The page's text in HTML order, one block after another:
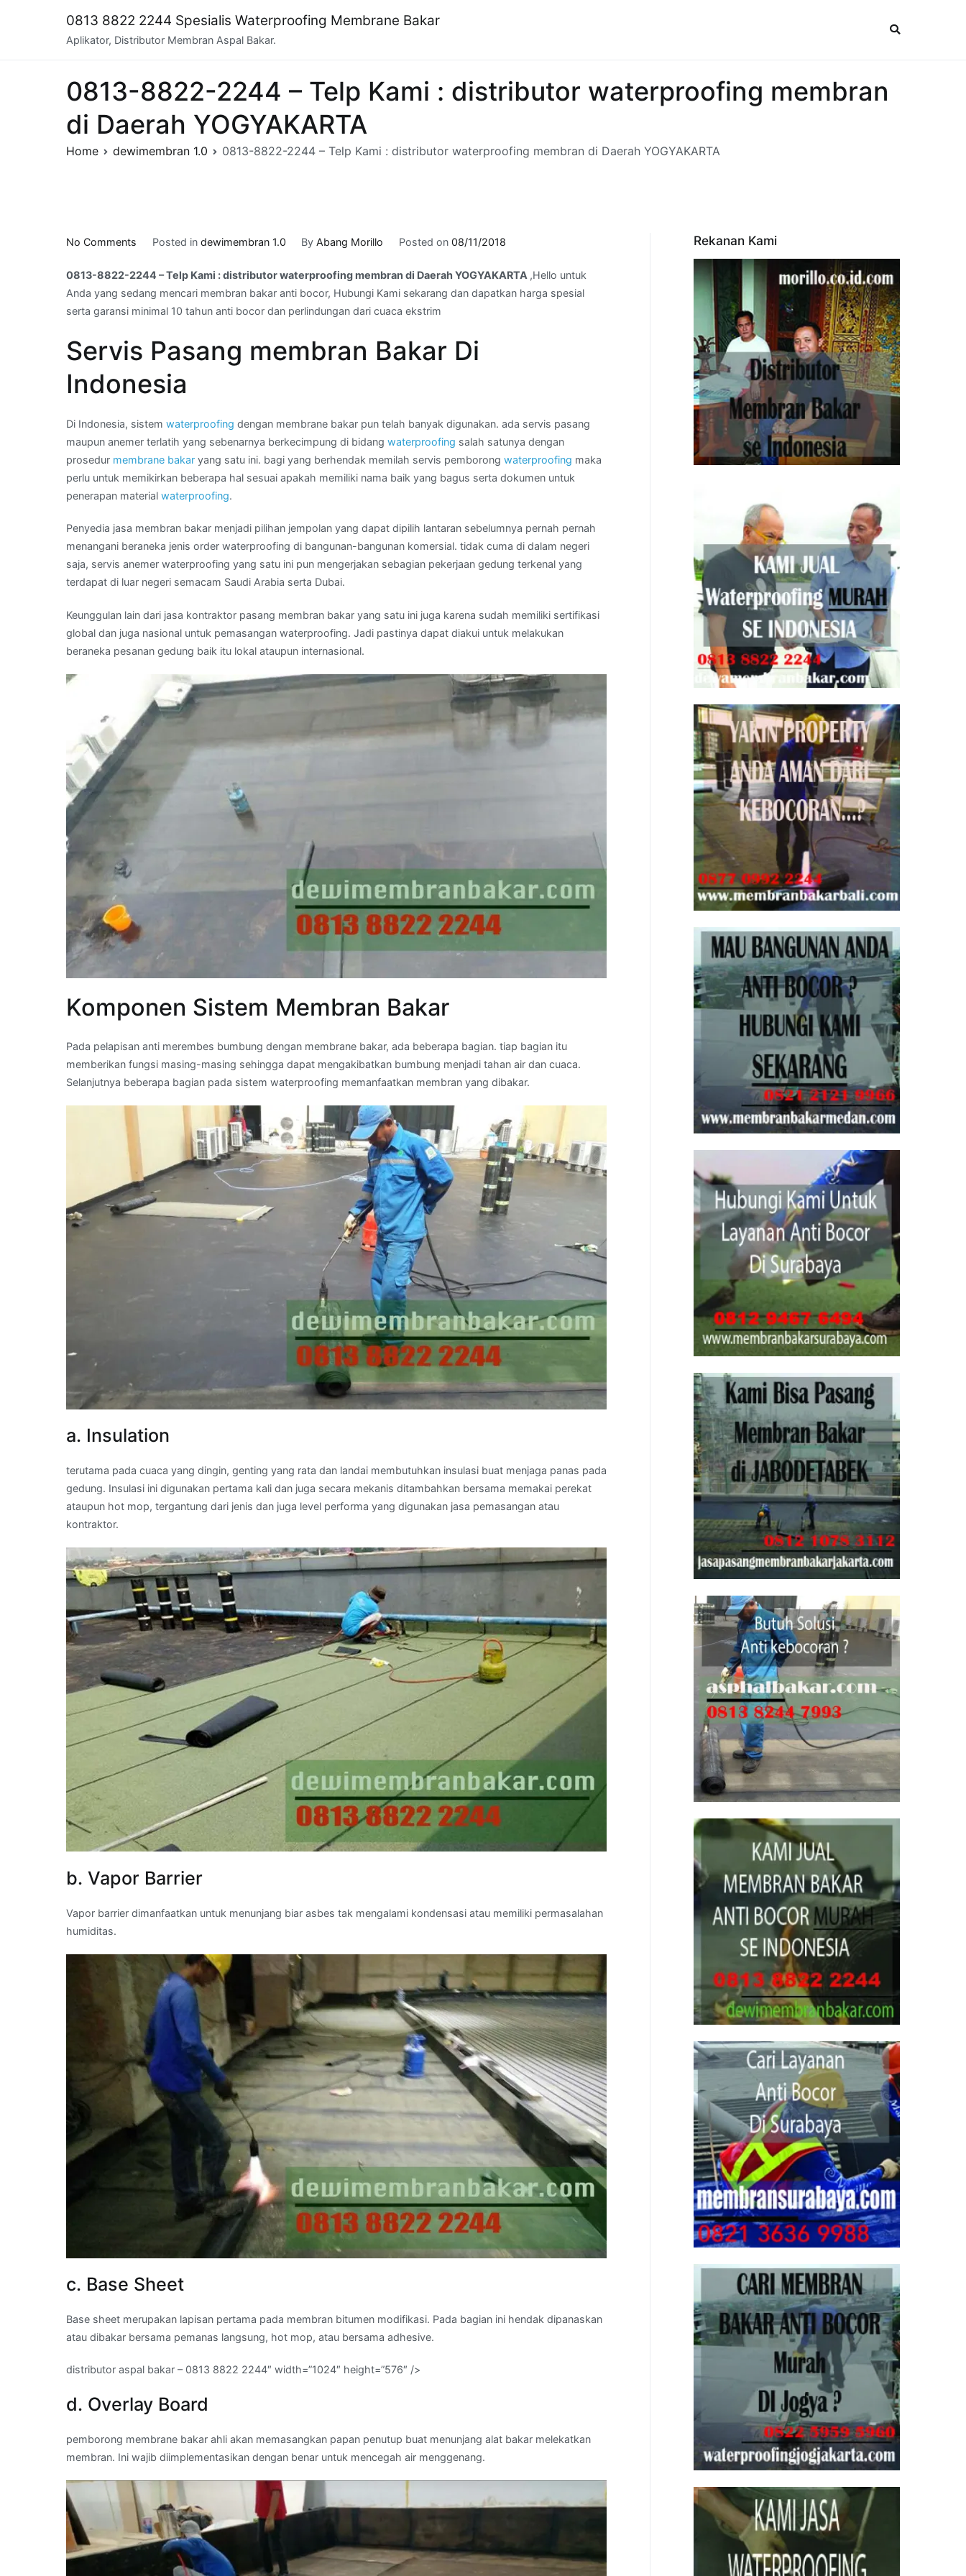
0813 8822 2244 Spesialis Waterproofing Membrane Bakar
Aplikator, Distributor Membran Aspal Bakar.
0813-8822-2244 – Telp Kami : distributor waterproofing membran
di Daerah YOGYAKARTA
Home dewimembran 1.0 0813-8822-2244 – Telp Kami : distributor waterproofing membran di Daerah YOGYAKARTA
No Comments
8822-
2244
–
Kami
distributor
membran
di
Daerah
YOGYAKARTA
Posted in dewimembran 1.0 ByAbang Morillo Posted on 08/11/2018
0813-8822-2244 – Telp Kami : distributor waterproofing membran di Daerah YOGYAKARTA ,Hello untuk
Anda yang sedang mencari membran bakar anti bocor, Hubungi Kami sekarang dan dapatkan harga spesial
serta garansi minimal 10 tahun anti bocor dan perlindungan dari cuaca ekstrim
Servis Pasang membran Bakar Di
Indonesia
Di Indonesia, sistem waterproofing dengan membrane bakar pun telah banyak digunakan. ada servis pasang
maupun anemer terlatih yang sebenarnya berkecimpung di bidang waterproofing salah satunya dengan
prosedur membrane bakar yang satu ini. bagi yang berhendak memilah servis pemborong waterproofing maka
perlu untuk memikirkan beberapa hal sesuai apakah memiliki nama baik yang bagus serta dokumen untuk
penerapan material waterproofing.
Penyedia jasa membran bakar menjadi pilihan jempolan yang dapat dipilih lantaran sebelumnya pernah pernah
menangani beraneka jenis order waterproofing di bangunan-bangunan komersial. tidak cuma di dalam negeri
saja, servis anemer waterproofing yang satu ini pun mengerjakan sebagian pekerjaan gedung terkenal yang
terdapat di luar negeri semacam Saudi Arabia serta Dubai.
Keunggulan lain dari jasa kontraktor pasang membran bakar yang satu ini juga karena sudah memiliki sertifikasi
global dan juga nasional untuk pemasangan waterproofing. Jadi pastinya dapat diakui untuk melakukan
beraneka pesanan gedung baik itu lokal ataupun internasional.
Komponen Sistem Membran Bakar
Pada pelapisan anti merembes bumbung dengan membrane bakar, ada beberapa bagian. tiap bagian itu
memberikan fungsi masing-masing sehingga dapat mengakibatkan bumbung menjadi tahan air dan cuaca.
Selanjutnya beberapa bagian pada sistem waterproofing memanfaatkan membran yang dibakar.
a. Insulation
terutama pada cuaca yang dingin, genting yang rata dan landai membutuhkan insulasi buat menjaga panas pada
gedung. Insulasi ini digunakan pertama kali dan juga secara mekanis ditambahkan bersama memakai perekat
ataupun hot mop, tergantung dari jenis dan juga level performa yang digunakan jasa pemasangan atau
kontraktor.
b. Vapor Barrier
Vapor barrier dimanfaatkan untuk menunjang biar asbes tak mengalami kondensasi atau memiliki permasalahan
humiditas.
c. Base Sheet
Base sheet merupakan lapisan pertama pada membran bitumen modifikasi. Pada bagian ini hendak dipanaskan
atau dibakar bersama pemanas langsung, hot mop, atau bersama adhesive.
distributor aspal bakar – 0813 8822 2244″ width=”1024″ height=”576″ />
d. Overlay Board
pemborong membrane bakar ahli akan memasangkan papan penutup buat menunjang alat bakar melekatkan
membran. Ini wajib diimplementasikan dengan benar untuk mencegah air menggenang.
Rekanan Kami